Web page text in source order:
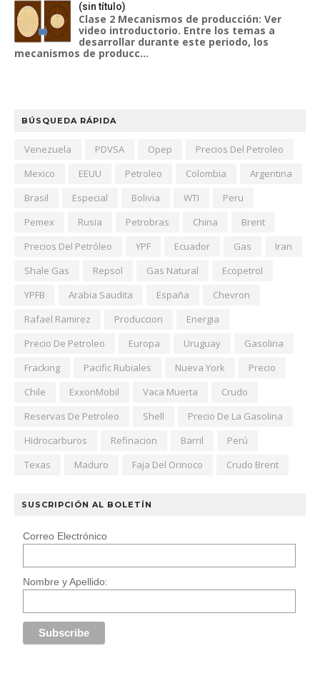
(sin título)
Clase 2 Mecanismos de producción: Ver
video introductorio. Entre los temas a
desarrollar durante este periodo, los
mecanismos de producc...
BÚSQUEDA RÁPIDA
Venezuela PDVSA Opep
Precios Del Petroleo
Mexico
EEUU Petroleo Colombia
Argentina
Brasil
Especial Bolivia WTI
Peru
Pemex
Rusia Petrobras China
Brent
Precios Del Petróleo
YPF Ecuador Gas
Iran
Shale Gas
Repsol Gas Natural
Ecopetrol
YPFB
Arabia Saudita España
Chevron
Rafael Ramirez
Produccion
Energia
Precio De Petroleo
Europa Uruguay
Gasolina
Fracking
Pacific Rubiales Nueva York
Precio
Chile
ExxonMobil Vaca Muerta
Crudo
Reservas De Petroleo
Shell
Precio De La Gasolina
Hidrocarburos
Refinacion Barril
Perú
Texas
Maduro Faja Del Orinoco Crudo Brent
SUSCRIPCIÓN AL BOLETÍN
Correo Electrónico
Nombre y Apellido: